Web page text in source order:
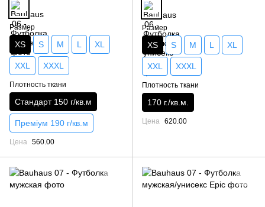
Размер
XS S M L XL
XXL XXXL
Плотность ткани
Стандарт 150 г/кв.м
Преміум 190 г/кв.м
Цена 560.00
Размер
XS S M L XL
XXL XXXL
Плотность ткани
170 г./кв.м.
Цена 620.00